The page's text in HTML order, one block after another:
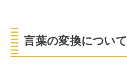
言葉の変換について